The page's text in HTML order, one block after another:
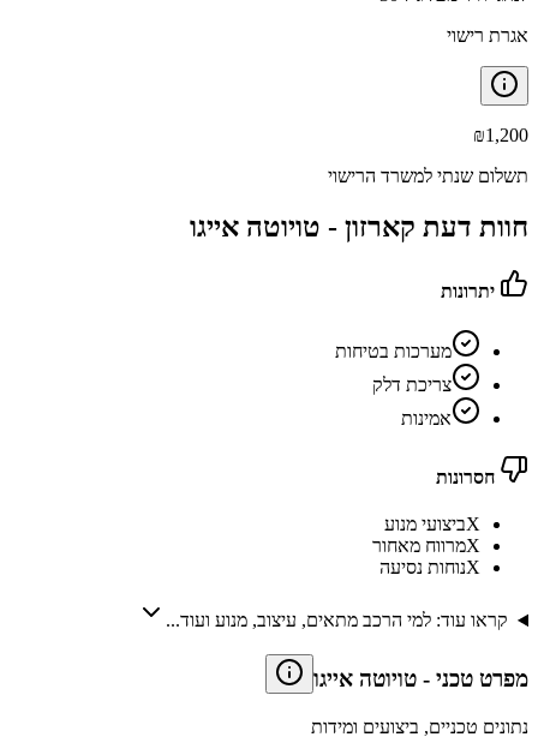
אגרת רישוי
₪1,200
תשלום שנתי למשרד הרישוי
חוות דעת קארזון - טויוטה אייגו
יתרונות
מערכות בטיחות
צריכת דלק
אמינות
חסרונות
Xביצועי מנוע
Xמרווח מאחור
Xנוחות נסיעה
קראו עוד: למי הרכב מתאים, עיצוב, מנוע ועוד...
מפרט טכני - טויוטה אייגו
נתונים טכניים, ביצועים ומידות